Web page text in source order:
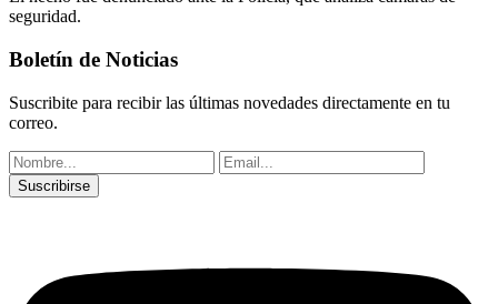
seguridad.
Boletín de Noticias
Suscribite para recibir las últimas novedades directamente en tu
correo.
Suscribirse